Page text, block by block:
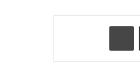
ای میل کے ذریعے شیئر کریں